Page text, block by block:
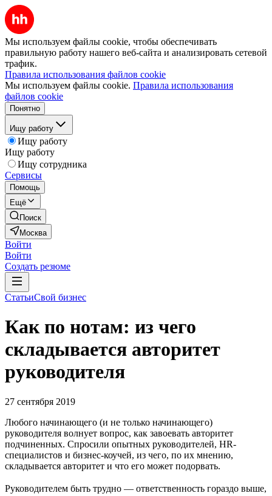
Мы используем файлы cookie, чтобы обеспечивать
правильную работу нашего веб-сайта и анализировать сетевой
трафик.
Правила использования файлов cookie
Мы используем файлы cookie. Правила использования
файлов cookie
Понятно
Ищу работу
Ищу работу
Ищу работу
Ищу сотрудника
Сервисы
Помощь
Ещё
Поиск
Москва
Войти
Войти
Создать резюме
СтатьиСвой бизнес
Как по нотам: из чего
складывается авторитет
руководителя
27 сентября 2019
Любого начинающего (и не только начинающего)
руководителя волнует вопрос, как завоевать авторитет
подчиненных. Спросили опытных руководителей, HR-
специалистов и бизнес-коучей, из чего, по их мнению,
складывается авторитет и что его может подорвать.
Руководителем быть трудно — ответственность гораздо выше,